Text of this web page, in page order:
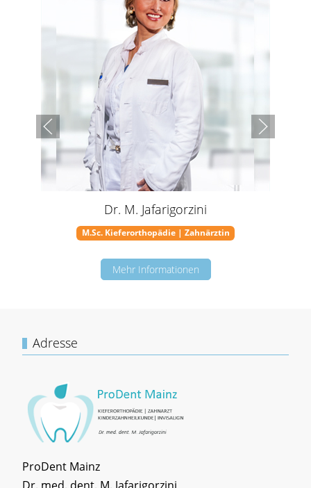
Dr. M. Jafarigorzini
M.Sc. Kieferorthopädie | Zahnärztin
Mehr Informationen
Adresse
ProDent Mainz